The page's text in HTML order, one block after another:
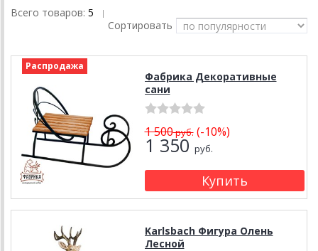
Всего товаров: 5 |
Сортировать
Распродажа
Фабрика Декоративные
сани
1 500руб.(-10%)
1 350 руб.
Karlsbach Фигура Олень
Лесной